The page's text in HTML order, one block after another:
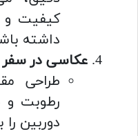
کیفیت و
داشته
عکاسی در سفر
طراحی
رطوبت و
دوربین